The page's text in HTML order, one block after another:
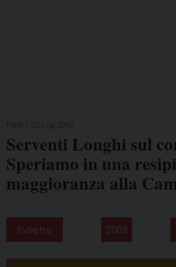
FNSI
Serventi Longhi sul
Speriamo in una
maggioranza alla
Indietro 2008